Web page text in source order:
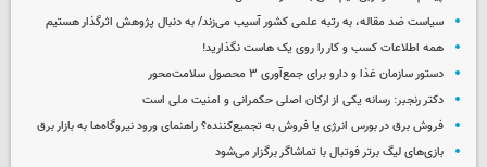
سیاست ضد مقاله، به رتبه علمی کشور آسیب می‌زند/ به دنبال پژوهش اثرگذار هستیم
همه اطلاعات کسب‌ و کار را روی یک هاست نگذارید!
دستور سازمان غذا و دارو برای جمع‌آوری ۳ محصول سلامت‌محور
دکتر رنجبر: رسانه یکی از ارکان اصلی حکمرانی و امنیت ملی است
فروش برق در بورس انرژی یا فروش به تجمیع‌کننده؟ راهنمای ورود نیروگاه‌ها به بازار برق
بازی‌های لیگ برتر فوتبال با تماشاگر برگزار می‌شود